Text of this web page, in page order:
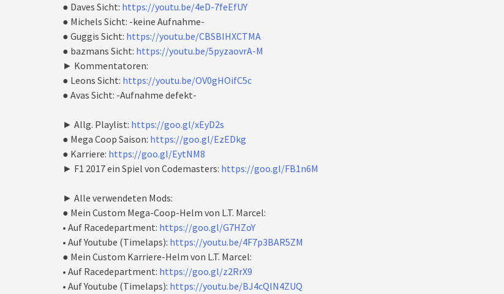
● Daves Sicht: https://youtu.be/4eD-7feEfUY
● Michels Sicht: -keine Aufnahme-
● Guggis Sicht: https://youtu.be/CBSBIHXCTMA
● bazmans Sicht: https://youtu.be/5pyzaovrA-M
► Kommentatoren:
● Leons Sicht: https://youtu.be/OV0gHOifC5c
● Avas Sicht: -Aufnahme defekt-
► Allg. Playlist: https://goo.gl/xEyD2s
● Mega Coop Saison: https://goo.gl/EzEDkg
● Karriere: https://goo.gl/EytNM8
► F1 2017 ein Spiel von Codemasters: https://goo.gl/FB1n6M
► Alle verwendeten Mods:
● Mein Custom Mega-Coop-Helm von L.T. Marcel:
• Auf Racedepartment: https://goo.gl/G7HZoY
• Auf Youtube (Timelaps): https://youtu.be/4F7p3BAR5ZM
● Mein Custom Karriere-Helm von L.T. Marcel:
• Auf Racedepartment: https://goo.gl/z2RrX9
• Auf Youtube (Timelaps): https://youtu.be/BJ4cQlN4ZUQ